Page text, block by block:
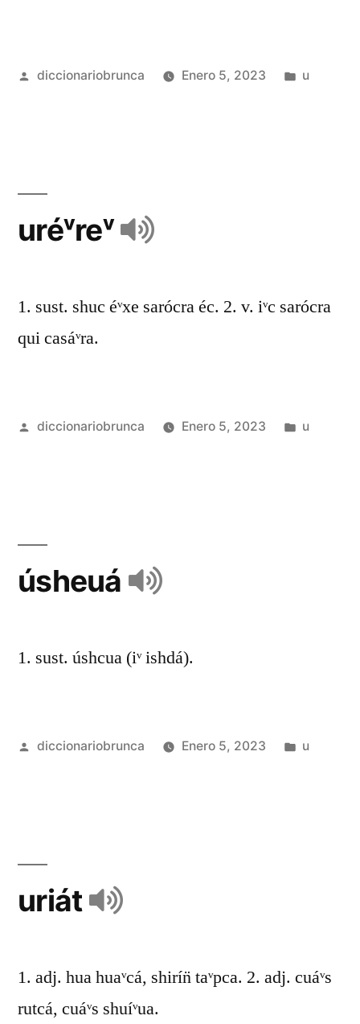
diccionariobrunca Enero 5, 2023 u
uréᵛreᵛ
1. sust. shuc éᵛxe sarócra éc. 2. v. iᵛc sarócra
qui casáᵛra.
diccionariobrunca Enero 5, 2023 u
úsheuá
1. sust. úshcua (iᵛ ishdá).
diccionariobrunca Enero 5, 2023 u
uriát
1. adj. hua huaᵛcá, shirín̈ taᵛpca. 2. adj. cuáᵛs
rutcá, cuáᵛs shuíᵛua.